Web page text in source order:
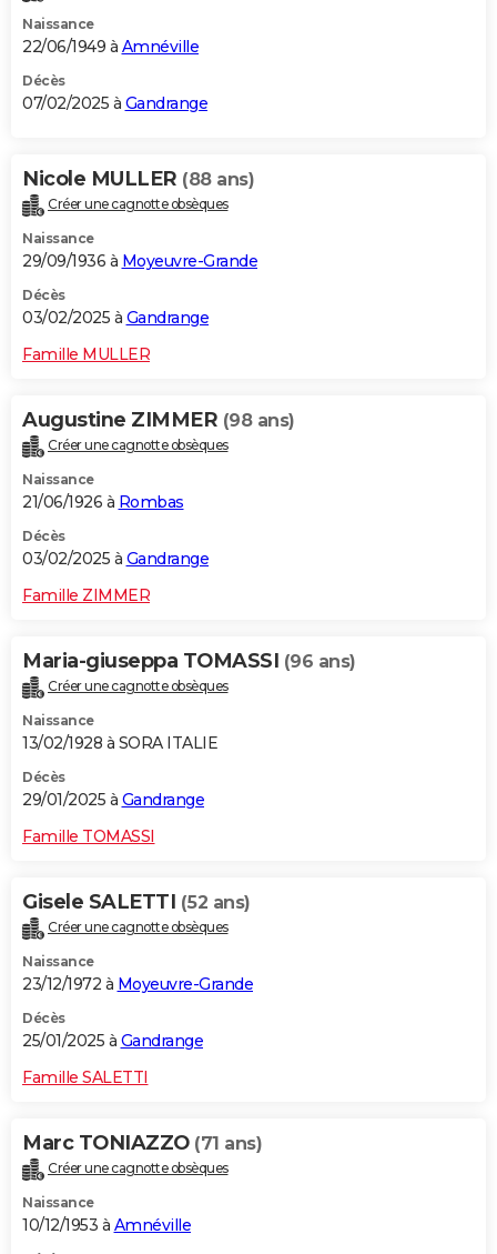
Naissance
22/06/1949 à Amnéville
Décès
07/02/2025 à Gandrange
Nicole MULLER (88 ans)
Créer une cagnotte obsèques
Naissance
29/09/1936 à Moyeuvre-Grande
Décès
03/02/2025 à Gandrange
Famille MULLER
Augustine ZIMMER (98 ans)
Créer une cagnotte obsèques
Naissance
21/06/1926 à Rombas
Décès
03/02/2025 à Gandrange
Famille ZIMMER
Maria-giuseppa TOMASSI (96 ans)
Créer une cagnotte obsèques
Naissance
13/02/1928 à SORA ITALIE
Décès
29/01/2025 à Gandrange
Famille TOMASSI
Gisele SALETTI (52 ans)
Créer une cagnotte obsèques
Naissance
23/12/1972 à Moyeuvre-Grande
Décès
25/01/2025 à Gandrange
Famille SALETTI
Marc TONIAZZO (71 ans)
Créer une cagnotte obsèques
Naissance
10/12/1953 à Amnéville